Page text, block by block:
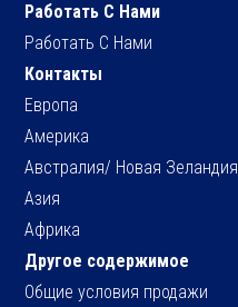
Работать С Нами
Работать С Нами
Контакты
Европа
Америка
Австралия/ Новая Зеландия
Азия
Африка
Другое содержимое
Общие условия продажи